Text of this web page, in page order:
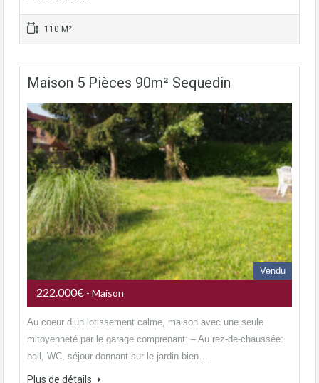
110 M²
Maison 5 Pièces 90m² Sequedin
Vendu
222.000€ - Maison
Au coeur d’un lotissement calme, maison avec une seule
mitoyenneté par le garage comprenant: – Au rez-de-chaussée:
hall, WC, séjour donnant sur le jardin bien…
Plus de détails